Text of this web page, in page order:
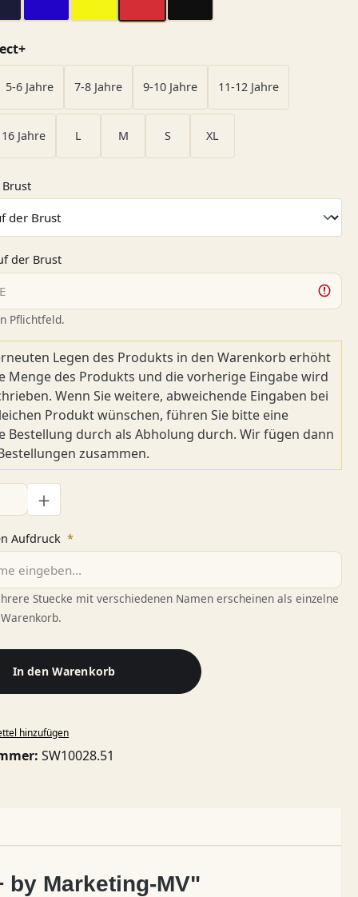
auswählen
5-6 Jahre 7-8 Jahre 9-10 Jahre 11-12 Jahre
16 Jahre L M S XL
auswählen
der Brust
Pflichtfeld.
Legen des Produkts in den Warenkorb erhöht
Menge des Produkts und die vorherige Eingabe wird
Wenn Sie weitere, abweichende Eingaben bei
Produkt wünschen, führen Sie bitte eine
Bestellung durch als Abholung durch. Wir fügen dann
zusammen.
Gib den gewünschten Wert ein oder benutze die
Aufdruck *
Stuecke mit verschiedenen Namen erscheinen als einzelne
In den Warenkorb
hinzufügen
SW10028.51
Marketing-MV"